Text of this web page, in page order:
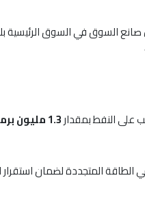
السوق في السوق الرئيسية
.
على النفط بمقدار
1.3 مليون
الطاقة المتجددة لضمان